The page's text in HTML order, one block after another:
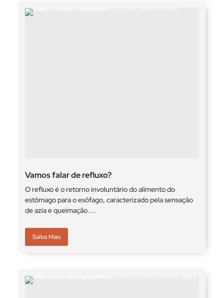
Vamos falar de refluxo?
O refluxo é o retorno involuntário do alimento do
estômago para o esôfago, caracterizado pela sensação
de azia e queimação....
Saiba Mais